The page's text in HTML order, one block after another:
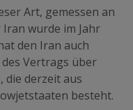
Art, gemessen an
wurde im Jahr
den Iran auch
Vertrags über
die derzeit aus
besteht.